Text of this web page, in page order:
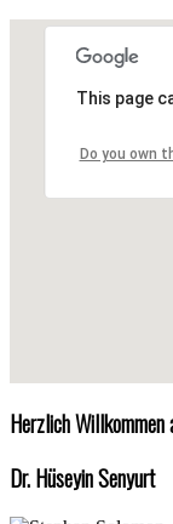
This page
Do you own
Herzlich Willkommen
Dr. Hüseyin Senyurt